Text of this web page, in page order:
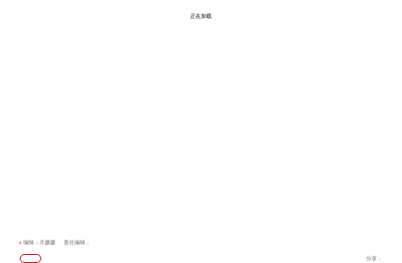
正在加载
编辑：庄媛媛 责任编辑：
分享：